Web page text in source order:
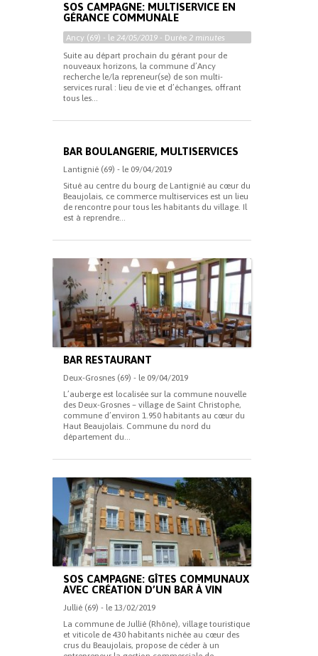
SOS CAMPAGNE: MULTISERVICE EN
GÉRANCE COMMUNALE
Ancy (69) - le 24/05/2019 - Durée 2 minutes
Suite au départ prochain du gérant pour de
nouveaux horizons, la commune d’Ancy
recherche le/la repreneur(se) de son multi-
services rural : lieu de vie et d’échanges, offrant
tous les...
BAR BOULANGERIE, MULTISERVICES
Lantignié (69) - le 09/04/2019
Situé au centre du bourg de Lantignié au cœur du
Beaujolais, ce commerce multiservices est un lieu
de rencontre pour tous les habitants du village. Il
est à reprendre...
BAR RESTAURANT
Deux-Grosnes (69) - le 09/04/2019
L’auberge est localisée sur la commune nouvelle
des Deux-Grosnes – village de Saint Christophe,
commune d’environ 1.950 habitants au cœur du
Haut Beaujolais. Commune du nord du
département du...
SOS CAMPAGNE: GÎTES COMMUNAUX
AVEC CRÉATION D’UN BAR À VIN
Jullié (69) - le 13/02/2019
La commune de Jullié (Rhône), village touristique
et viticole de 430 habitants nichée au cœur des
crus du Beaujolais, propose de céder à un